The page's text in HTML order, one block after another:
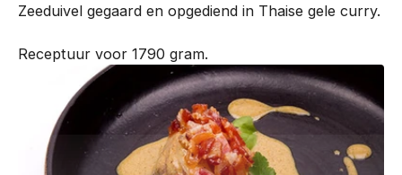
Zeeduivel gegaard en opgediend in Thaise gele curry.
Receptuur voor 1790 gram.